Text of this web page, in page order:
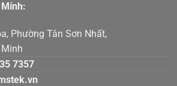
Mính:
Hòa, Phường Tân Sơn Nhất,
7357